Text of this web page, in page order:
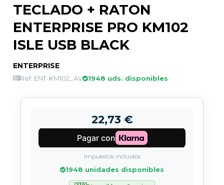
TECLADO + RATON
ENTERPRISE PRO KM102
ISLE USB BLACK
ENTERPRISE
Ref: ENT-KM102_AV 1948 uds. disponibles
22,73 €
Impuestos incluidos
1948 unidades disponibles